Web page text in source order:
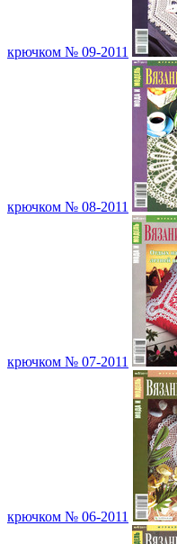
крючком № 09-2011
крючком № 08-2011
крючком № 07-2011
крючком № 06-2011